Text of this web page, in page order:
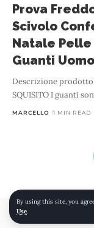
By using this site, you
Use.
Prova
Scivolo
Natale
Guanti Uomo
Descrizione prodotto
SQUISITO I guanti
MARCELLO 1 MIN READ